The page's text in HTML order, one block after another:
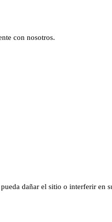
con nosotros.
dañar el sitio o interferir en